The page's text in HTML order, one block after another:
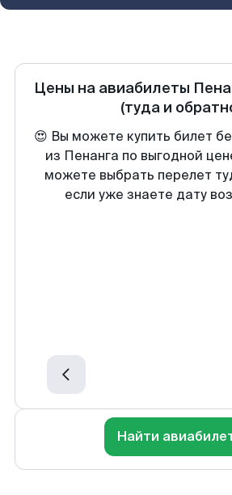
Цены на авиабилеты
(туда и
😍 Вы можете купить билет
из Пенанга по выгодной
можете выбрать перелет
если уже знаете дату
Найти